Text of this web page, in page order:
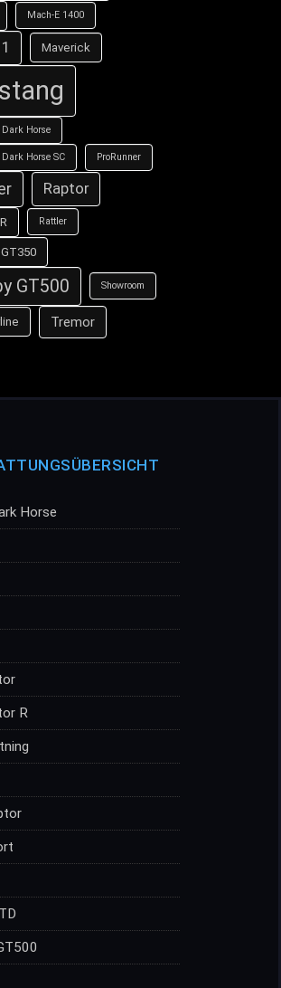
Mach-E 1400
Maverick
Horse
Horse SC ProRunner
Raptor
Rattler
GT500 Showroom
Tremor
Horse
R